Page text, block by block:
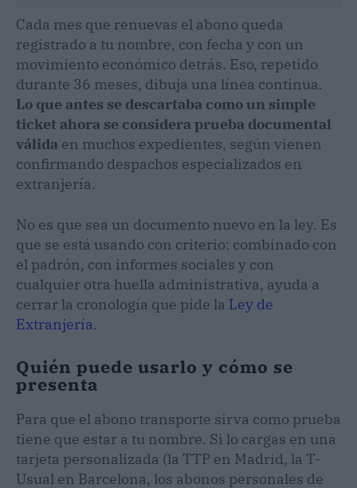
Cada mes que renuevas el abono queda
registrado a tu nombre, con fecha y con un
movimiento económico detrás. Eso, repetido
durante 36 meses, dibuja una línea continua.
Lo que antes se descartaba como un simple
ticket ahora se considera prueba documental
válida en muchos expedientes, según vienen
confirmando despachos especializados en
extranjería.
No es que sea un documento nuevo en la ley. Es
que se está usando con criterio: combinado con
el padrón, con informes sociales y con
cualquier otra huella administrativa, ayuda a
cerrar la cronología que pide la Ley de
Extranjería.
Quién puede usarlo y cómo se
presenta
Para que el abono transporte sirva como prueba
tiene que estar a tu nombre. Si lo cargas en una
tarjeta personalizada (la TTP en Madrid, la T-
Usual en Barcelona, los abonos personales de